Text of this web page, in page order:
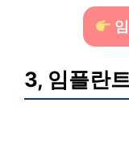
3, 임플란